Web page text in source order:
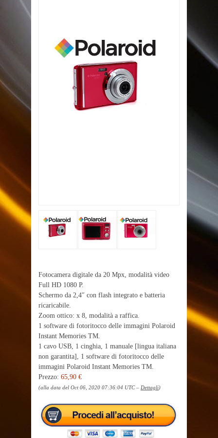
Fotocamera digitale da 20 Mpx, modalità video
Full HD 1080 P.
Schermo da 2,4″ con flash integrato e batteria
ricaricabile.
Zoom ottico: x 8, modalità a raffica.
1 software di fotoritocco delle immagini Polaroid
Instant Memories TM.
1 cavo USB, 1 cinghia, 1 manuale [lingua italiana
non garantita], 1 software di fotoritocco delle
immagini Polaroid Instant Memories TM.
Prezzo: 65,90 €
(alla data del Oct 06, 2020 07:36:04 UTC – Dettagli)